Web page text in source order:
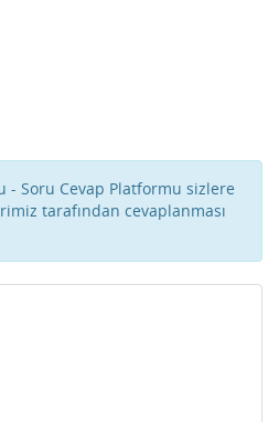
- Soru Cevap Platformu sizlere
tarafından cevaplanması